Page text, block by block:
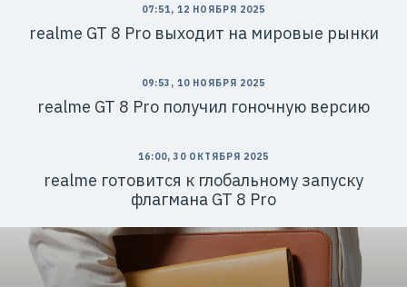
07:51, 12 НОЯБРЯ 2025
realme GT 8 Pro выходит на мировые рынки
09:53, 10 НОЯБРЯ 2025
realme GT 8 Pro получил гоночную версию
16:00, 30 ОКТЯБРЯ 2025
realme готовится к глобальному запуску
флагмана GT 8 Pro
е
к
л